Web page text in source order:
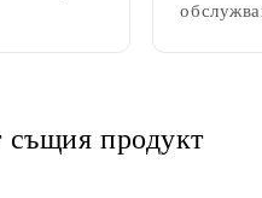
същия продукт